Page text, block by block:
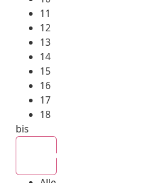
11
12
13
14
15
16
17
18
bis